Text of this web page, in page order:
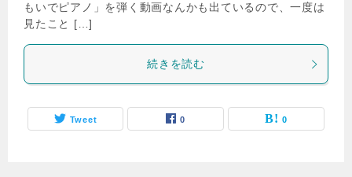
もいでピアノ」を弾く動画なんかも出ているので、一度は
見たこと […]
続きを読む
Tweet 0 0